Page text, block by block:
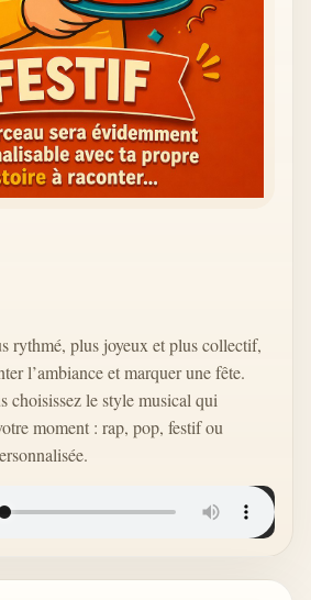
rythmé, plus joyeux et plus collectif,
l’ambiance et marquer une fête.
choisissez le style musical qui
moment : rap, pop, festif ou